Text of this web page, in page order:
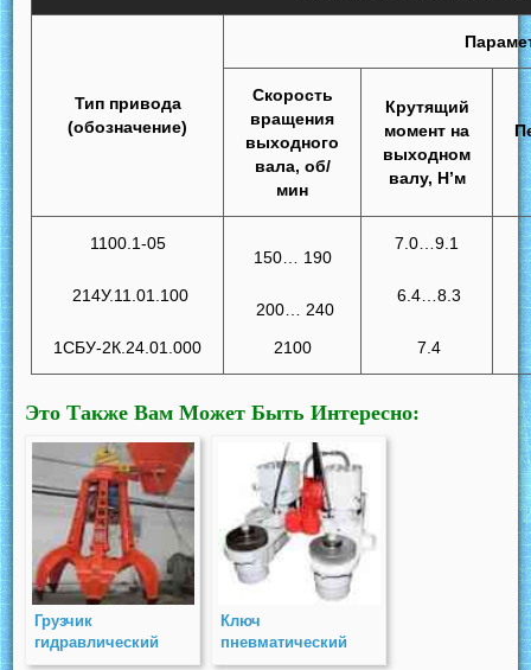
Тип привода
(обозначение)
Скорость
вращения
выходного
вала, об/
мин
Крутящий
момент на
выходном
валу, Н’м
1100.1-05
214У.11.01.100
1СБУ-2К.24.01.000
150… 190
200… 240
2100
7.0…9.1
6.4…8.3
7.4
Это Также Вам Может Быть Интересно:
Грузчик
гидравлический
КС-3М-01
Ключ
пневматический
подвесной ПБК-4